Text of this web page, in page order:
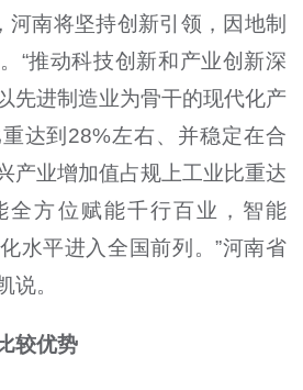
河南将坚持创新引领，因地制
“推动科技创新和产业创新深
先进制造业为骨干的现代化产
达到28%左右、并稳定在合
产业增加值占规上工业比重达
全方位赋能千行百业，智能
水平进入全国前列。”河南省
说。
较优势